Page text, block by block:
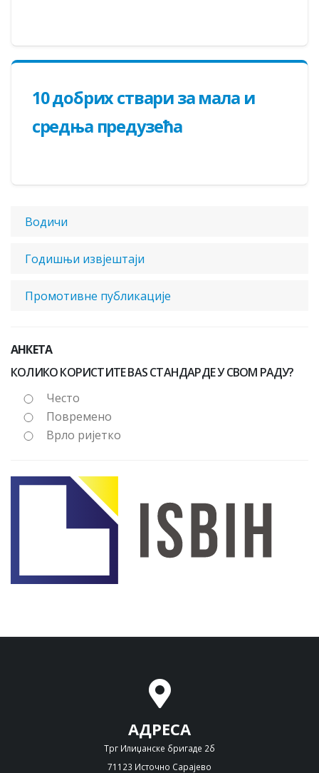
10 добрих ствари за мала и
средња предузећа
Водичи
Годишњи извјештаји
Прoмoтивнe публикaциje
АНКЕТА
КОЛИКО КОРИСТИТЕ BAS СТАНДАРДЕ У СВОМ РАДУ?
Често
Повремено
Врло ријетко
АДРЕСА
Трг Илиџанске бригаде 2б
71123 Источно Сарајево